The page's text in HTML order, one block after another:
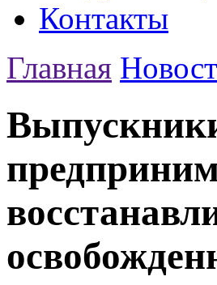
Контакты
Главная